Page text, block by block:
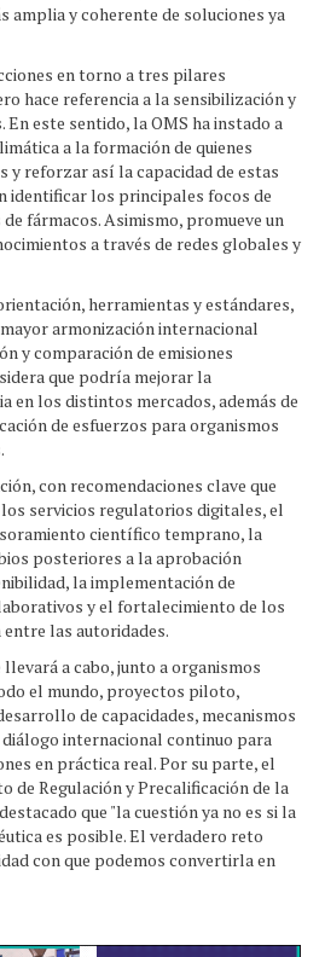
amplia y coherente de soluciones ya
en torno a tres pilares
hace referencia a la sensibilización y
este sentido, la OMS ha instado a
a la formación de quienes
y reforzar así la capacidad de estas
identificar los principales focos de
fármacos. Asimismo, promueve un
a través de redes globales y
herramientas y estándares,
armonización internacional
y comparación de emisiones
que podría mejorar la
en los distintos mercados, además de
de esfuerzos para organismos
con recomendaciones clave que
servicios regulatorios digitales, el
científico temprano, la
posteriores a la aprobación
la implementación de
y el fortalecimiento de los
las autoridades.
llevará a cabo, junto a organismos
el mundo, proyectos piloto,
de capacidades, mecanismos
internacional continuo para
en práctica real. Por su parte, el
de Regulación y Precalificación de la
que "la cuestión ya no es si la
es posible. El verdadero reto
con que podemos convertirla en